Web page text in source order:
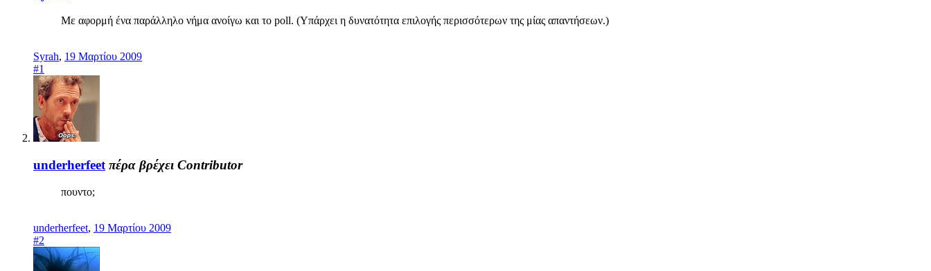
Με αφορμή ένα παράλληλο νήμα ανοίγω και το poll. (Υπάρχει η δυνατότητα επιλογής περισσότερων της μίας απαντήσεων.)
Syrah, 19 Μαρτίου 2009
#1
underherfeet πέρα βρέχει Contributor
πουντο;
underherfeet, 19 Μαρτίου 2009
#2